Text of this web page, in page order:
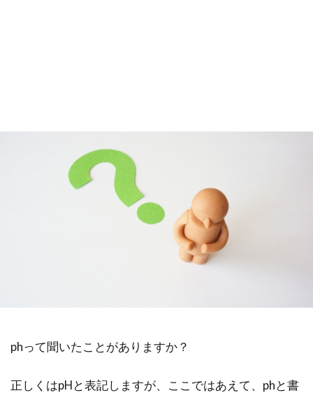
phって聞いたことがありますか？
正しくはpHと表記しますが、ここではあえて、phと書